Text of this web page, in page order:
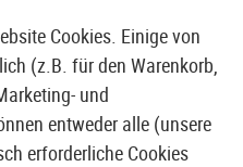
& GROßHÄNDLER
Cookies. Einige von
(z.B. für den Warenkorb,
und
entweder alle (unsere
erforderliche Cookies